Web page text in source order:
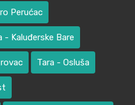
Perućac
- Kaluđerske Bare
Tara - Osluša